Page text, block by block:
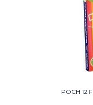
POCH 12